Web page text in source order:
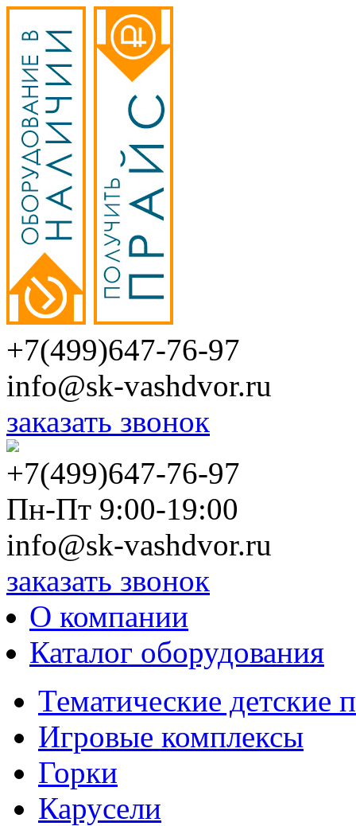
+7(499)647-76-97
info@sk-vashdvor.ru
заказать звонок
+7(499)647-76-97
Пн-Пт 9:00-19:00
info@sk-vashdvor.ru
заказать звонок
О компании
Каталог оборудования
Тематические детские
Игровые комплексы
Горки
Карусели